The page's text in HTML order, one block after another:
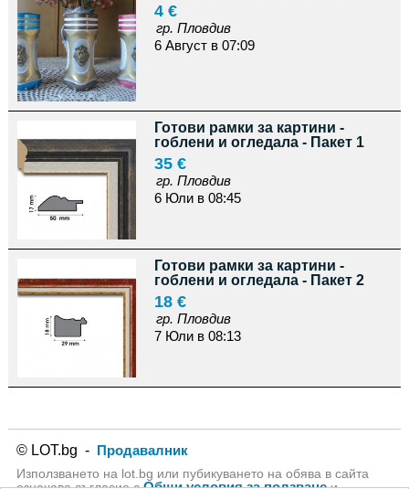
4 €
гр. Пловдив
6 Август в 07:09
Готови рамки за картини -
гоблени и огледала - Пакет 1
35 €
гр. Пловдив
6 Юли в 08:45
Готови рамки за картини -
гоблени и огледала - Пакет 2
18 €
гр. Пловдив
7 Юли в 08:13
© LOT.bg - Продавалник
Използването на lot.bg или пубикуването на обява в сайта